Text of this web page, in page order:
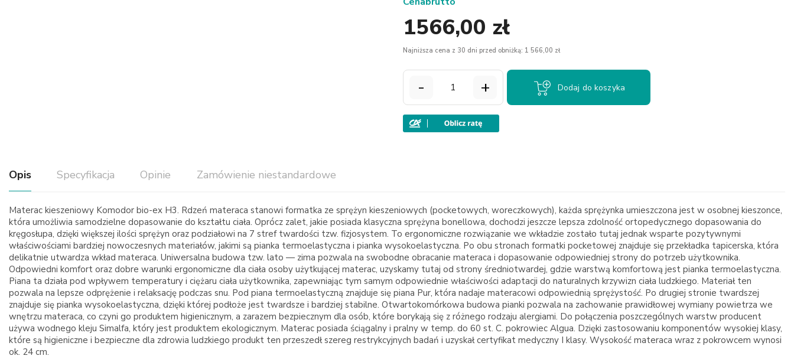
1566,00 zł
Najniższa cena z 30 dni przed obniżką: 1 566,00 zł
- + Dodaj do koszyka
Opis Specyfikacja Opinie Zamówienie niestandardowe
Materac kieszeniowy Komodor bio-ex H3. Rdzeń materaca stanowi formatka ze sprężyn kieszeniowych (pocketowych, woreczkowych), każda sprężynka umieszczona jest w osobnej kieszonce,
która umożliwia samodzielne dopasowanie do kształtu ciała. Oprócz zalet, jakie posiada klasyczna sprężyna bonellowa, dochodzi jeszcze lepsza zdolność ortopedycznego dopasowania do
kręgosłupa, dzięki większej ilości sprężyn oraz podziałowi na 7 stref twardości tzw. fizjosystem. To ergonomiczne rozwiązanie we wkładzie zostało tutaj jednak wsparte pozytywnymi
właściwościami bardziej nowoczesnych materiałów, jakimi są pianka termoelastyczna i pianka wysokoelastyczna. Po obu stronach formatki pocketowej znajduje się przekładka tapicerska, która
delikatnie utwardza wkład materaca. Uniwersalna budowa tzw. lato — zima pozwala na swobodne obracanie materaca i dopasowanie odpowiedniej strony do potrzeb użytkownika.
Odpowiedni komfort oraz dobre warunki ergonomiczne dla ciała osoby użytkującej materac, uzyskamy tutaj od strony średniotwardej, gdzie warstwą komfortową jest pianka termoelastyczna.
Piana ta działa pod wpływem temperatury i ciężaru ciała użytkownika, zapewniając tym samym odpowiednie właściwości adaptacji do naturalnych krzywizn ciała ludzkiego. Materiał ten
pozwala na lepsze odprężenie i relaksację podczas snu. Pod piana termoelastyczną znajduje się piana Pur, która nadaje materacowi odpowiednią sprężystość. Po drugiej stronie twardszej
znajduje się pianka wysokoelastyczna, dzięki której podłoże jest twardsze i bardziej stabilne. Otwartokomórkowa budowa pianki pozwala na zachowanie prawidłowej wymiany powietrza we
wnętrzu materaca, co czyni go produktem higienicznym, a zarazem bezpiecznym dla osób, które borykają się z różnego rodzaju alergiami. Do połączenia poszczególnych warstw producent
używa wodnego kleju Simalfa, który jest produktem ekologicznym. Materac posiada ściągalny i pralny w temp. do 60 st. C. pokrowiec Algua. Dzięki zastosowaniu komponentów wysokiej klasy,
które są higieniczne i bezpieczne dla zdrowia ludzkiego produkt ten przeszedł szereg restrykcyjnych badań i uzyskał certyfikat medyczny I klasy. Wysokość materaca wraz z pokrowcem wynosi
ok. 24 cm.